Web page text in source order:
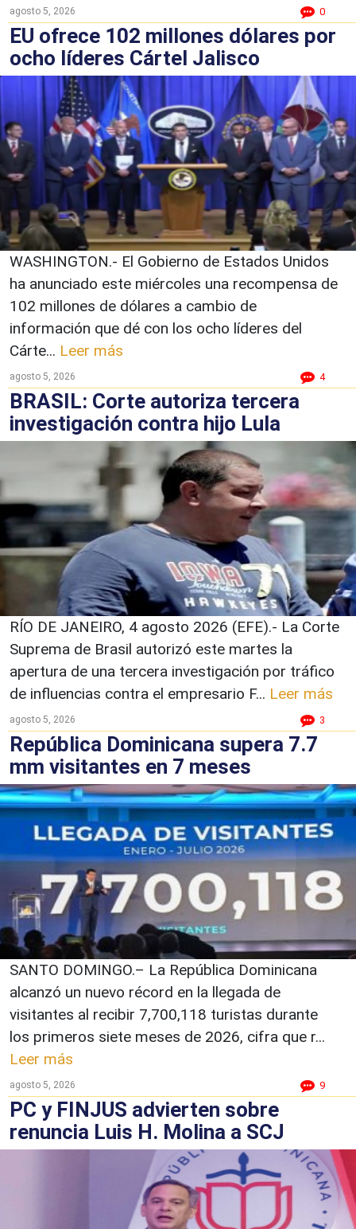
agosto 5, 2026 0
EU ofrece 102 millones dólares por
ocho líderes Cártel Jalisco
WASHINGTON.- El Gobierno de Estados Unidos
ha anunciado este miércoles una recompensa de
102 millones de dólares a cambio de
información que dé con los ocho líderes del
Cárte... Leer más
agosto 5, 2026 4
BRASIL: Corte autoriza tercera
investigación contra hijo Lula
RÍO DE JANEIRO, 4 agosto 2026 (EFE).- La Corte
Suprema de Brasil autorizó este martes la
apertura de una tercera investigación por tráfico
de influencias contra el empresario F... Leer más
agosto 5, 2026 3
República Dominicana supera 7.7
mm visitantes en 7 meses
SANTO DOMINGO.– La República Dominicana
alcanzó un nuevo récord en la llegada de
visitantes al recibir 7,700,118 turistas durante
los primeros siete meses de 2026, cifra que r...
Leer más
agosto 5, 2026 9
PC y FINJUS advierten sobre
renuncia Luis H. Molina a SCJ